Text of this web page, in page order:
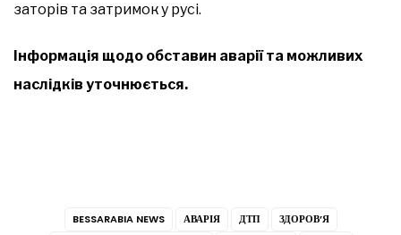
заторів та затримок у русі.
Інформація щодо обставин аварії та можливих
наслідків уточнюється.
BESSARABIA NEWS АВАРІЯ ДТП
ЗДОРОВ’Я